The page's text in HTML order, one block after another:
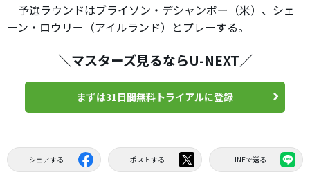
予選ラウンドはブライソン・デシャンボー（米）、シェ
ーン・ロウリー（アイルランド）とプレーする。
＼マスターズ見るならU-NEXT／
まずは31日間無料トライアルに登録
シェアする ポストする LINEで送る